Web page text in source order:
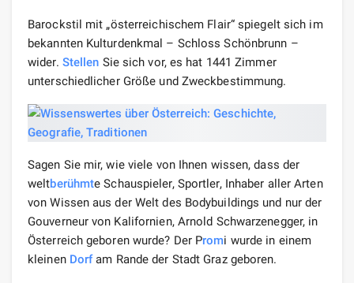
Barockstil mit „österreichischem Flair“ spiegelt sich im
bekannten Kulturdenkmal – Schloss Schönbrunn –
wider. Stellen Sie sich vor, es hat 1441 Zimmer
unterschiedlicher Größe und Zweckbestimmung.
Sagen Sie mir, wie viele von Ihnen wissen, dass der
weltberühmte Schauspieler, Sportler, Inhaber aller Arten
von Wissen aus der Welt des Bodybuildings und nur der
Gouverneur von Kalifornien, Arnold Schwarzenegger, in
Österreich geboren wurde? Der Promi wurde in einem
kleinen Dorfam Rande der Stadt Graz geboren.